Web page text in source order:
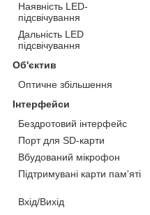
Наявність LED-
підсвічування
Дальність LED
підсвічування
Об'єктив
Оптичне збільшення
Інтерфейси
Бездротовий інтерфейс
Порт для SD-карти
Вбудований мікрофон
Підтримувані карти пам'яті
Вхід/Вихід